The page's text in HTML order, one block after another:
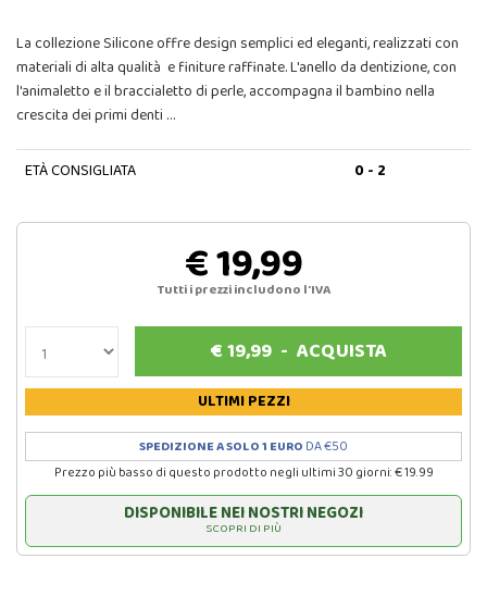
La collezione Silicone offre design semplici ed eleganti, realizzati con
materiali di alta qualità e finiture raffinate. L'anello da dentizione, con
l'animaletto e il braccialetto di perle, accompagna il bambino nella
crescita dei primi denti …
ETÀ CONSIGLIATA 0 - 2
€ 19,99
Tutti i prezzi includono l'IVA
€19,99- ACQUISTA
ULTIMI PEZZI
SPEDIZIONE A SOLO 1 EURO DA €50
Prezzo più basso di questo prodotto negli ultimi 30 giorni: € 19.99
DISPONIBILE NEI NOSTRI NEGOZI
SCOPRI DI PIÙ